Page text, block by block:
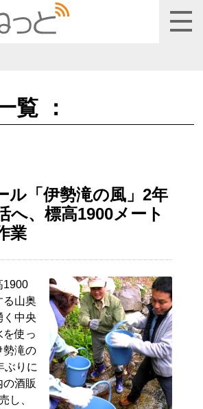
覧 ：
ル「伊勢滝の風」2年
へ、標高1900メート
業
1900
る山奥
く中央
を使っ
勢滝の
ぶりに
の酒販
し、